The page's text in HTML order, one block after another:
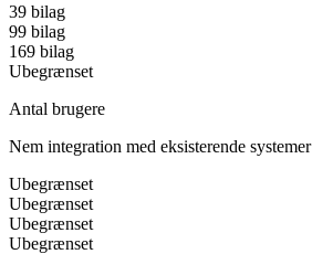
39 bilag
99 bilag
169 bilag
Ubegrænset
Antal brugere
Nem integration med eksisterende systemer
Ubegrænset
Ubegrænset
Ubegrænset
Ubegrænset